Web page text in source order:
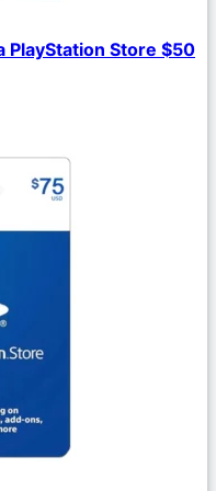
PlayStation Store $50